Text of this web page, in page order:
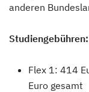
anderen
Studiengebühren:
Flex 1: 414
Euro gesamt